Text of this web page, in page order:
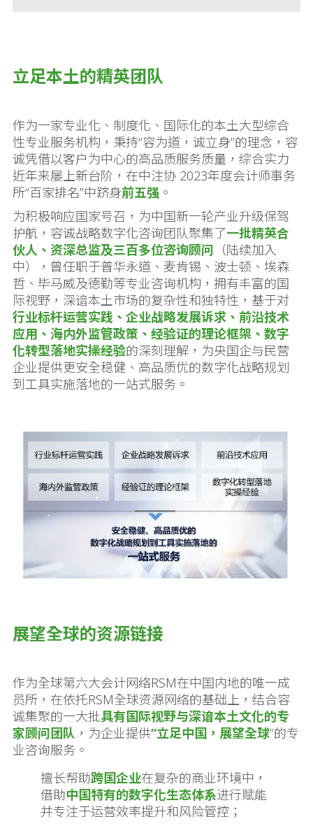
立足本土的精英团队
作为一家专业化、制度化、国际化的本土大型综合
性专业服务机构，秉持“容为道，诚立身”的理念，容
诚凭借以客户为中心的高品质服务质量，综合实力
近年来屡上新台阶，在中注协 2023年度会计师事务
所“百家排名”中跻身前五强 。
为积极响应国家号召，为中国新一轮产业升级保驾
护航，容诚战略数字化咨询团队聚集了一批精英合
伙人、资深总监及三百多位咨询顾问 （陆续加入
中），曾任职于普华永道、麦肯锡、波士顿、埃森
哲、毕马威及德勤等专业咨询机构，拥有丰富的国
际视野，深谙本土市场的复杂性和独特性，基于对
行业标杆运营实践、企业战略发展诉求、前沿技术
应用、海内外监管政策、经验证的理论框架、数字
化转型落地实操经验的深刻理解，为央国企与民营
企业提供更安全稳健、高品质优的数字化战略规划
到工具实施落地的一站式服务。
展望全球的资源链接
作为全球第六大会计网络RSM在中国内地的唯一成
员所，在依托RSM全球资源网络的基础上，结合容
诚集聚的一大批具有国际视野与深谙本土文化的专
家顾问团队 ，为企业提供“立足中国，展望全球”的专
业咨询服务。
擅长帮助跨国企业在复杂的商业环境中，
借助中国特有的数字化生态体系进行赋能
并专注于运营效率提升和风险管控；